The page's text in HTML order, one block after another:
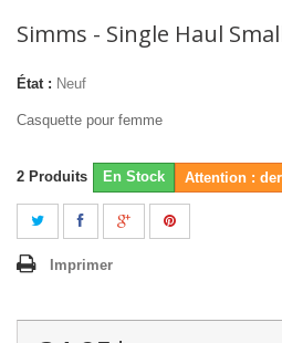
Simms - Single Haul
État : Neuf
Casquette pour femme
2 Produits En Stock Attention :
Imprimer